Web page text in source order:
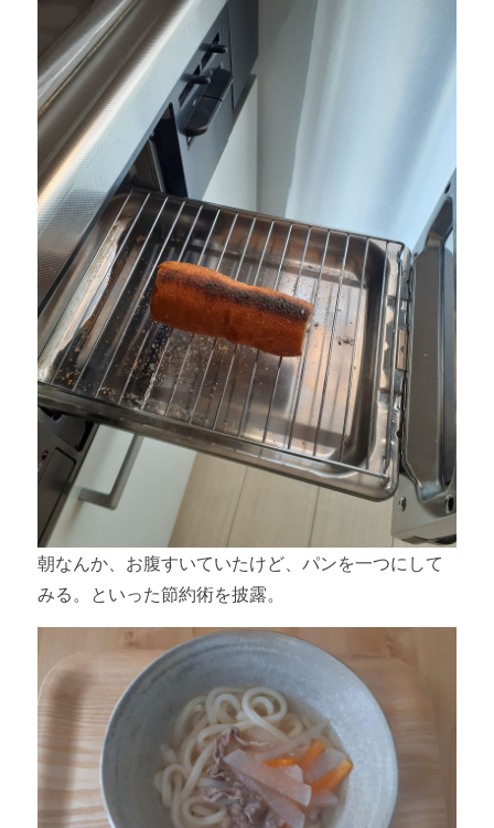
朝なんか、お腹すいていたけど、パンを一つにして
みる。といった節約術を披露。